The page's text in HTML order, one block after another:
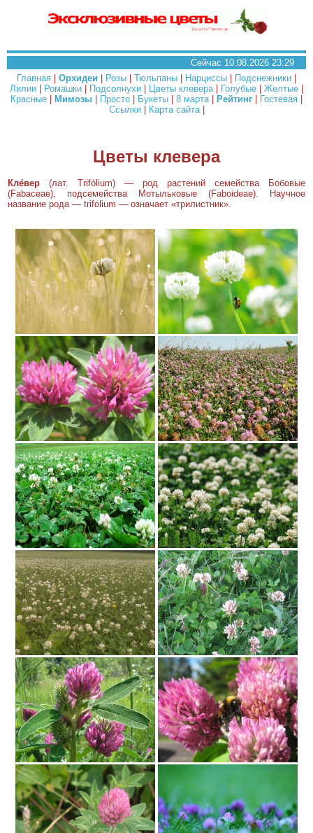
Сейчас 10.08.2026 23:29
Главная
Орхидеи Розы Тюльпаны Нарциссы Подснежники
Лилии
Ромашки Подсолнухи Цветы клевера| Голубые Желтые
Красные
Мимозы Просто Букеты 8 марта| Рейтинг Гостевая
Ссылки| Карта сайта|
Цветы клевера
Кле́вер (лат. Trifólium) — род растений семейства Бобовые
(Fabaceae), подсемейства Мотыльковые (Faboideae). Научное
название рода — trifolium — означает «трилистник».